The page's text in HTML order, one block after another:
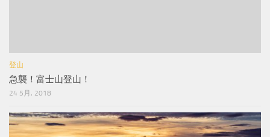
登山
急襲！富士山登山！
24 5月, 2018